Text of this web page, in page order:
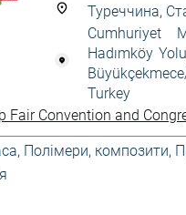
Туреччина,
Cumhuriyet
Hadımköy
Turkey
Fair Convention and
, Полімери, композити,